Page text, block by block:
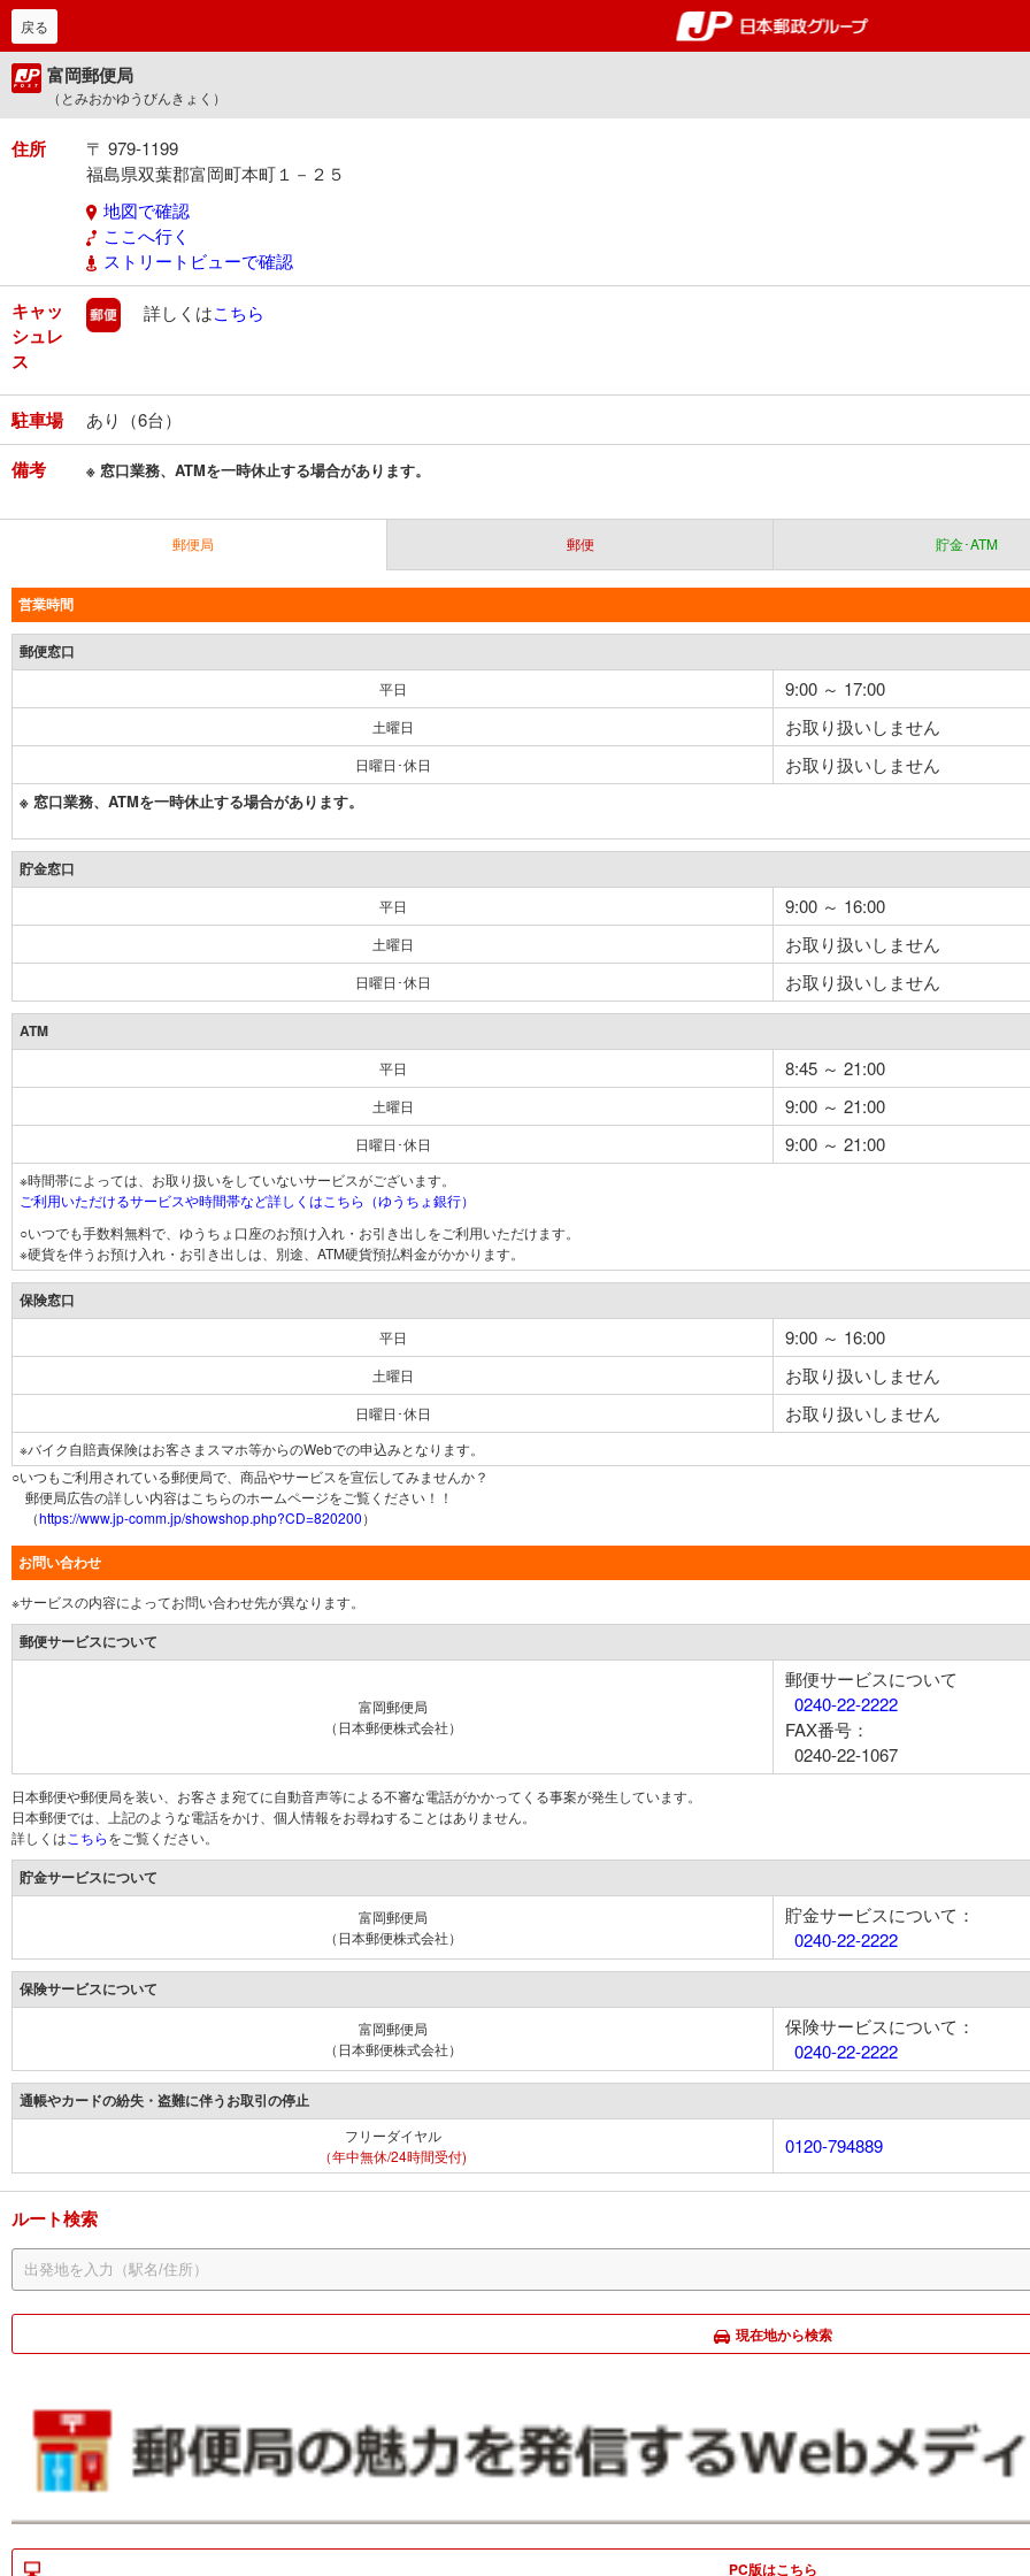
郵便局・日本郵政グルー
戻る
富岡郵便局
（とみおかゆうびんきょく）
住所
〒 979-1199
福島県双葉郡富岡町本町１－２５
地図で確認
ここへ行く
ストリートビューで確認
キャッ
シュレ
ス
郵便
詳しくはこちら
駐車場 あり（6台）
備考 ※ 窓口業務、ATMを一時休止する場合があります。
郵便局 郵便 貯金･ATM
営業時間
郵便窓口
平日 9:00 ～ 17:00
土曜日 お取り扱いしません
日曜日･休日 お取り扱いしません
※ 窓口業務、ATMを一時休止する場合があります。
貯金窓口
平日 9:00 ～ 16:00
土曜日 お取り扱いしません
日曜日･休日 お取り扱いしません
ATM
平日 8:45 ～ 21:00
土曜日 9:00 ～ 21:00
日曜日･休日 9:00 ～ 21:00
※時間帯によっては、お取り扱いをしていないサービスがございます。
ご利用いただけるサービスや時間帯など詳しくはこちら（ゆうちょ銀行）
○いつでも手数料無料で、ゆうちょ口座のお預け入れ・お引き出しをご利用いただけます。
※硬貨を伴うお預け入れ・お引き出しは、別途、ATM硬貨預払料金がかかります。
保険窓口
平日 9:00 ～ 16:00
土曜日 お取り扱いしません
日曜日･休日 お取り扱いしません
※バイク自賠責保険はお客さまスマホ等からのWebでの申込みとなります。
○いつもご利用されている郵便局で、商品やサービスを宣伝してみませんか？
郵便局広告の詳しい内容はこちらのホームページをご覧ください！！
（https://www.jp-comm.jp/showshop.php?CD=820200）
お問い合わせ
※サービスの内容によってお問い合わせ先が異なります。
郵便サービスについて
富岡郵便局
（日本郵便株式会社）
郵便サービスについて
0240-22-2222
FAX番号：
0240-22-1067
日本郵便や郵便局を装い、お客さま宛てに自動音声等による不審な電話がかかってくる事案が発生しています。
日本郵便では、上記のような電話をかけ、個人情報をお尋ねすることはありません。
詳しくは こちらをご覧ください。
貯金サービスについて
富岡郵便局
（日本郵便株式会社）
貯金サービスについて：
0240-22-2222
保険サービスについて
富岡郵便局
（日本郵便株式会社）
保険サービスについて：
0240-22-2222
通帳やカードの紛失・盗難に伴うお取引の停止
フリーダイヤル
（年中無休/24時間受付)
0120-794889
ルート検索
現在地から検索
PC版はこちら